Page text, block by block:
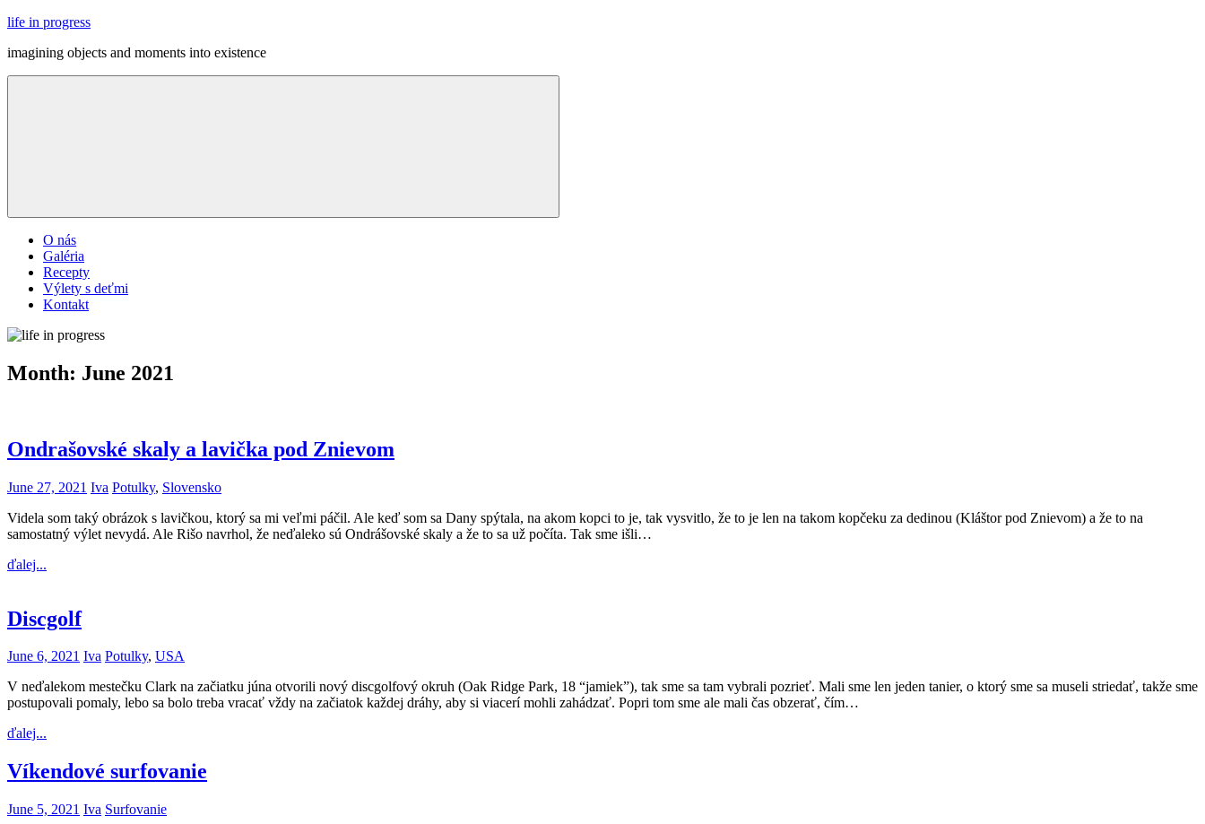
Skip
content
life in progress
imagining objects and moments into existence
Menu
O nás
Galéria
Recepty
Výlety s deťmi
Kontakt
Month: June 2021
Ondrašovské skaly a lavička pod Znievom
June 27, 2021 Iva Potulky, Slovensko
Videla som taký obrázok s lavičkou, ktorý sa mi veľmi páčil. Ale keď som sa Dany spýtala, na akom kopci to je, tak vysvitlo, že to je len na takom kopčeku za dedinou (Kláštor pod Znievom) a že to na
samostatný výlet nevydá. Ale Rišo navrhol, že neďaleko sú Ondrášovské skaly a že to sa už počíta. Tak sme išli…
ďalej...
Discgolf
June 6, 2021 Iva Potulky, USA
V neďalekom mestečku Clark na začiatku júna otvorili nový discgolfový okruh (Oak Ridge Park, 18 “jamiek”), tak sme sa tam vybrali pozrieť. Mali sme len jeden tanier, o ktorý sme sa museli striedať, takže sme
postupovali pomaly, lebo sa bolo treba vracať vždy na začiatok každej dráhy, aby si viacerí mohli zahádzať. Popri tom sme ale mali čas obzerať, čím…
ďalej...
Víkendové surfovanie
June 5, 2021 Iva Surfovanie